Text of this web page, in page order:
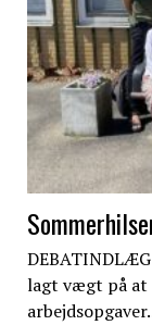
lagt vægt på at